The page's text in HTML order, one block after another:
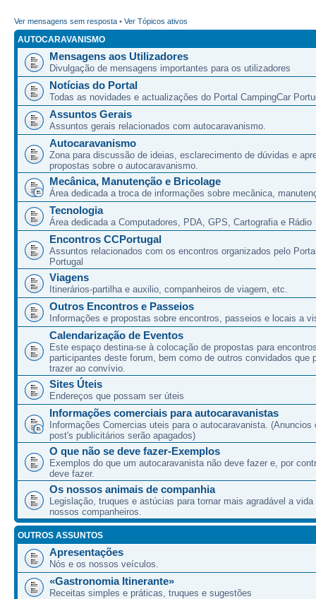
Ver mensagens sem resposta • Ver Tópicos ativos
AUTOCARAVANISMO
Mensagens aos Utilizadores
Divulgação de mensagens importantes para os utilizadores
Notícias do Portal
Todas as novidades e actualizações do Portal CampingCar
Assuntos Gerais
Assuntos gerais relacionados com autocaravanismo.
Autocaravanismo
Zona para discussão de ideias, esclarecimento de dúvidas e
propostas sobre o autocaravanismo.
Mecânica, Manutenção e Bricolage
Área dedicada a troca de informações sobre mecânica,
Tecnologia
Área dedicada a Computadores, PDA, GPS, Cartografia e Rádio
Encontros CCPortugal
Assuntos relacionados com os encontros organizados pelo
Portugal
Viagens
Itinerários-partilha e auxilio, companheiros de viagem, etc.
Outros Encontros e Passeios
Informações e propostas sobre encontros, passeios e locais a
Calendarização de Eventos
Este espaço destina-se à colocação de propostas para
participantes deste forum, bem como de outros convidados que
trazer ao convívio.
Sites Úteis
Endereços que possam ser úteis
Informações comerciais para autocaravanistas
Informações Comercias uteis para o autocaravanista. (Anuncios
post's publicitários serão apagados)
O que não se deve fazer-Exemplos
Exemplos do que um autocaravanista não deve fazer e, por
deve fazer.
Os nossos animais de companhia
Legislação, truques e astúcias para tornar mais agradável a vida
nossos companheiros.
OUTROS ASSUNTOS
Apresentações
Nós e os nossos veículos.
«Gastronomia Itinerante»
Receitas simples e práticas, truques e sugestões